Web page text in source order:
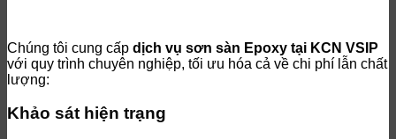
Chúng tôi cung cấp dịch vụ sơn sàn Epoxy tại KCN VSIP
với quy trình chuyên nghiệp, tối ưu hóa cả về chi phí lẫn chất
lượng:
Khảo sát hiện trạng